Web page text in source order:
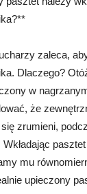
zaleca,
Dlaczego?
w
że
zrumieni,
Wkładając
mu
upieczony